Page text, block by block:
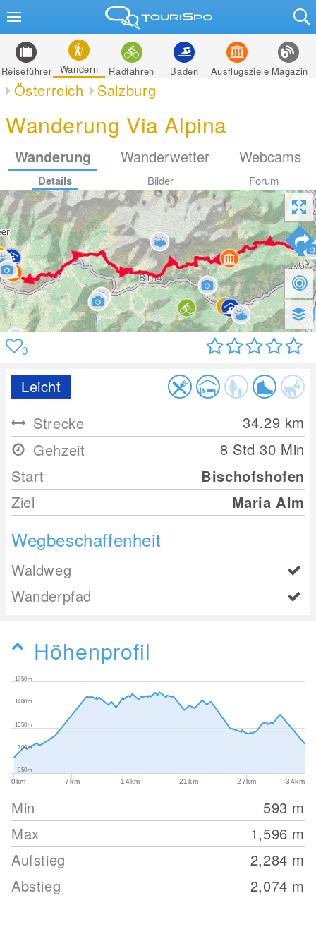
Reiseführer Wandern Radfahren Baden Ausflugsziele Magazin
Österreich Salzburg
Wanderung Via Alpina
Wanderung Wanderwetter Webcams
Details Bilder Forum
0
Leicht
Strecke
34.29 km
Gehzeit
8 Std 30 Min
Start
Bischofshofen
Ziel
Maria Alm
Wegbeschaffenheit
Waldweg
Wanderpfad
Höhenprofil
0km 7km 14km 21km 27km 34km
350m
700m
1050m
1400m
1750m
Min 593 m
Max
1,596 m
Aufstieg
2,284 m
Abstieg
2,074 m